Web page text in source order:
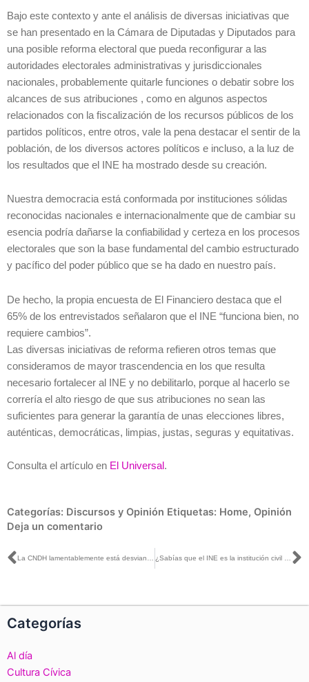
Bajo este contexto y ante el análisis de diversas iniciativas que
se han presentado en la Cámara de Diputadas y Diputados para
una posible reforma electoral que pueda reconfigurar a las
autoridades electorales administrativas y jurisdiccionales
nacionales, probablemente quitarle funciones o debatir sobre los
alcances de sus atribuciones , como en algunos aspectos
relacionados con la fiscalización de los recursos públicos de los
partidos políticos, entre otros, vale la pena destacar el sentir de la
población, de los diversos actores políticos e incluso, a la luz de
los resultados que el INE ha mostrado desde su creación.
Nuestra democracia está conformada por instituciones sólidas
reconocidas nacionales e internacionalmente que de cambiar su
esencia podría dañarse la confiabilidad y certeza en los procesos
electorales que son la base fundamental del cambio estructurado
y pacífico del poder público que se ha dado en nuestro país.
De hecho, la propia encuesta de El Financiero destaca que el
65% de los entrevistados señalaron que el INE “funciona bien, no
requiere cambios”.
Las diversas iniciativas de reforma refieren otros temas que
consideramos de mayor trascendencia en los que resulta
necesario fortalecer al INE y no debilitarlo, porque al hacerlo se
correría el alto riesgo de que sus atribuciones no sean las
suficientes para generar la garantía de unas elecciones libres,
auténticas, democráticas, limpias, justas, seguras y equitativas.
Consulta el artículo en El Universal .
Categorías: Discursos y Opinión Etiquetas: Home, Opinión
Deja un comentario
Ant La CNDH lamentablemente está desviando su función: José Roberto Ruiz con Mario Maldonado ¿Sabías que el INE es la institución civil en la que más confían las y los mexicanos?
Categorías
Al día
Cultura Cívica